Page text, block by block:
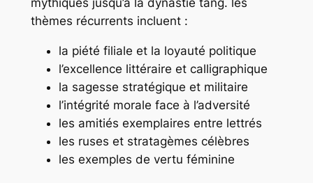
thèmes récurrents incluent :
la piété filiale et la loyauté politique
l’excellence littéraire et calligraphique
la sagesse stratégique et militaire
l’intégrité morale face à l’adversité
les amitiés exemplaires entre lettrés
les ruses et stratagèmes célèbres
les exemples de vertu féminine